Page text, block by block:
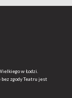
w Łodzi.
zgody Teatru jest